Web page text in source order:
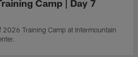
Camp | Day 7
2026 Training Camp at Intermountain